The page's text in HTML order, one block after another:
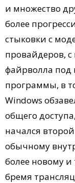
и множество
более
стыковки с
провайдеров, с
файрволла
программы, в
Windows
общего
начался
обычному
более новому и
бремя